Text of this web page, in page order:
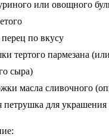
или овощного
по вкусу
тертого пармезана
сыра)
масла сливочного
петрушка для украшения